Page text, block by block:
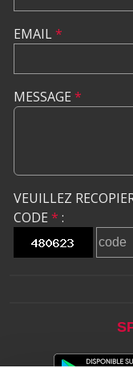
EMAIL*
MESSAGE *
VEUILLEZ
CODE * :